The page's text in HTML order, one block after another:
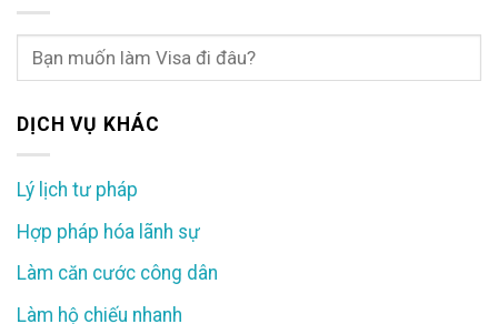
DỊCH VỤ KHÁC
Lý lịch tư pháp
Hợp pháp hóa lãnh sự
Làm căn cước công dân
Làm hộ chiếu nhanh